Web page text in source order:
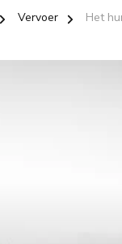
Vervoer Het